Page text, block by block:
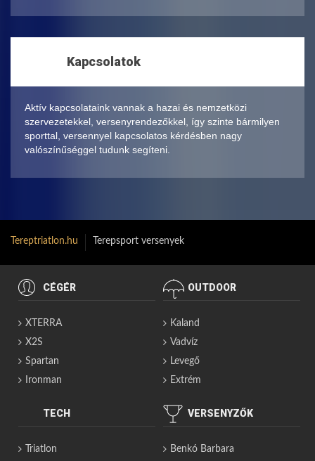
Kapcsolatok
Aktív kapcsolataink vannak a hazai és nemzetközi
szervezetekkel, versenyrendezőkkel, így szinte bármilyen
sporttal, versennyel kapcsolatos kérdésben nagy
valószínűséggel tudunk segíteni.
Tereptriatlon.hu Terepsport versenyek
CÉGÉR
XTERRA
X2S
Spartan
Ironman
OUTDOOR
Kaland
Vadvíz
Levegő
Extrém
TECH
Triatlon
VERSENYZŐK
Benkó Barbara